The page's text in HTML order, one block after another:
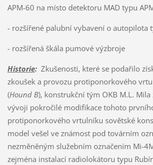
APM-60 na místo detektoru MAD typu
- rozšířené palubní vybavení o autopilota
- rozšířená škála pumové výzbroje
Historie:Zkušenosti, které se podařilo
zkoušek a provozu protiponorkového
(Hound B), konstrukční tým OKB M.L.
vývoji pokročilé modifikace tohoto
protiponorkového vrtulníku sovětské
model vešel ve známost pod továrním
nezměněným služebním označením Mi-
zejména instalací radiolokátoru typu